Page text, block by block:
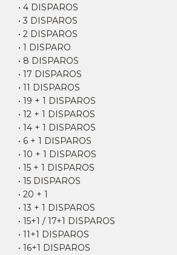
• 4 DISPAROS
• 3 DISPAROS
• 2 DISPAROS
• 1 DISPARO
• 8 DISPAROS
• 17 DISPAROS
• 11 DISPAROS
• 19 + 1 DISPAROS
• 12 + 1 DISPAROS
• 14 + 1 DISPAROS
• 6 + 1 DISPAROS
• 10 + 1 DISPAROS
• 15 + 1 DISPAROS
• 15 DISPAROS
• 20 + 1
• 13 + 1 DISPAROS
• 15+1 / 17+1 DISPAROS
• 11+1 DISPAROS
• 16+1 DISPAROS